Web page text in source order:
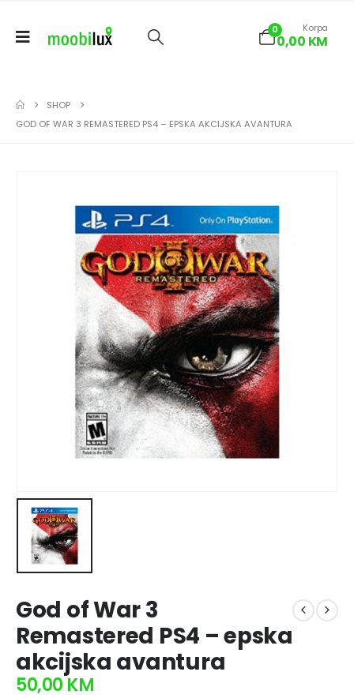
0 Korpa
0,00 KM
SHOP
GOD OF WAR 3 REMASTERED PS4 – EPSKA AKCIJSKA AVANTURA
God of War 3
Remastered PS4 – epska
akcijska avantura
50,00 KM